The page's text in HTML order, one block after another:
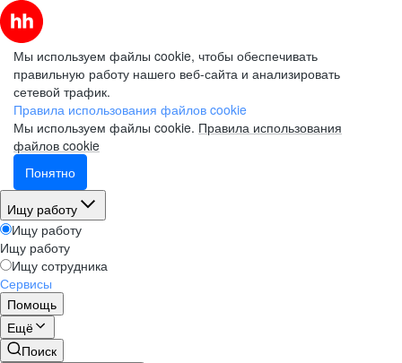
Мы используем файлы cookie, чтобы обеспечивать
правильную работу нашего веб-сайта и анализировать
сетевой трафик.
Правила использования файлов cookie
Мы используем файлы cookie. Правила использования
файлов cookie
Понятно
Ищу работу
Ищу работу
Ищу работу
Ищу сотрудника
Сервисы
Помощь
Ещё
Поиск